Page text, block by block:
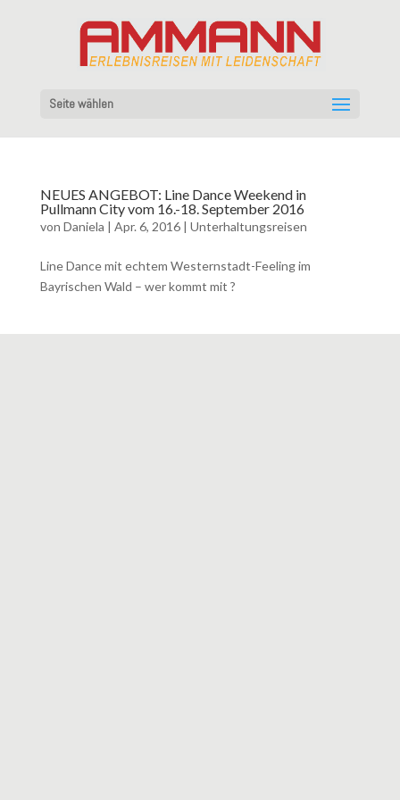
Seite wählen
NEUES ANGEBOT: Line Dance Weekend in
Pullmann City vom 16.-18. September 2016
von Daniela | Apr. 6, 2016| Unterhaltungsreisen
Line Dance mit echtem Westernstadt-Feeling im
Bayrischen Wald – wer kommt mit ?